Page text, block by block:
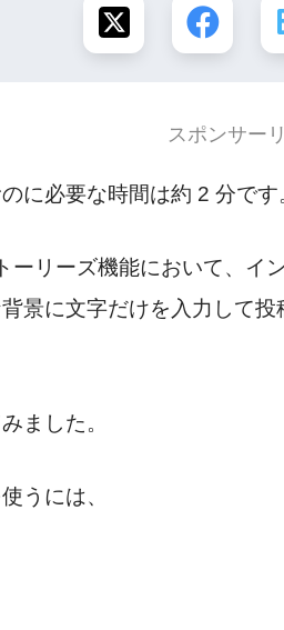
スポンサー
に必要な時間は約 2 分です
ーリーズ機能において、イ
景に文字だけを入力して投
ました。
うには、